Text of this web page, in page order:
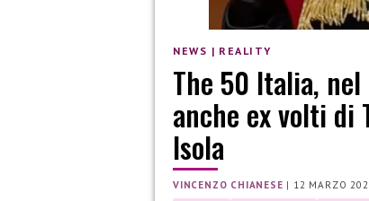
NEWS | REALITY
The 50 Italia,
anche ex volti di
Isola
VINCENZO CHIANESE | 12 MARZO